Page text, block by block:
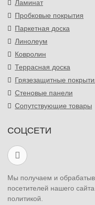
Ламинат
Пробковые покрытия
Паркетная доска
Линолеум
Ковролин
Террасная доска
Грязезащитные
Стеновые панели
Сопутствующие товары
СОЦСЕТИ
Мы получаем и
посетителей нашего
политикой.